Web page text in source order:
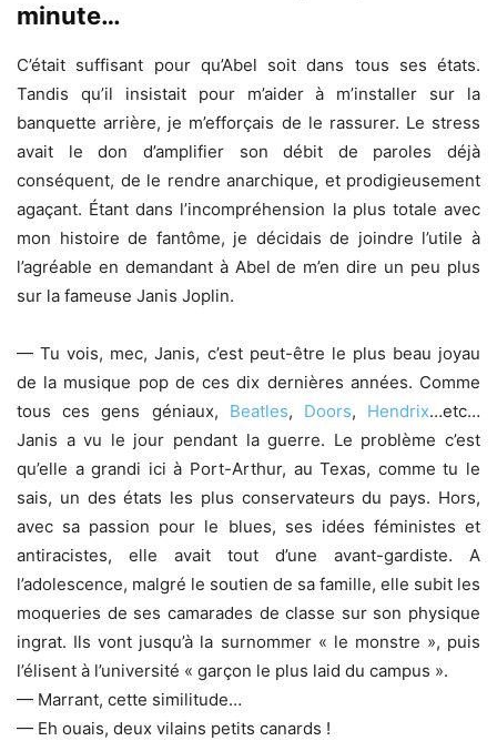
minute…
C’était suffisant pour qu’Abel soit dans tous ses états.
Tandis qu’il insistait pour m’aider à m’installer sur la
banquette arrière, je m’efforçais de le rassurer. Le stress
avait le don d’amplifier son débit de paroles déjà
conséquent, de le rendre anarchique, et prodigieusement
agaçant. Étant dans l’incompréhension la plus totale avec
mon histoire de fantôme, je décidais de joindre l’utile à
l’agréable en demandant à Abel de m’en dire un peu plus
sur la fameuse Janis Joplin.
— Tu vois, mec, Janis, c’est peut-être le plus beau joyau
de la musique pop de ces dix dernières années. Comme
tous ces gens géniaux, Beatles, Doors, Hendrix…etc…
Janis a vu le jour pendant la guerre. Le problème c’est
qu’elle a grandi ici à Port-Arthur, au Texas, comme tu le
sais, un des états les plus conservateurs du pays. Hors,
avec sa passion pour le blues, ses idées féministes et
antiracistes, elle avait tout d’une avant-gardiste. A
l’adolescence, malgré le soutien de sa famille, elle subit les
moqueries de ses camarades de classe sur son physique
ingrat. Ils vont jusqu’à la surnommer « le monstre », puis
l’élisent à l’université « garçon le plus laid du campus ».
— Marrant, cette similitude…
— Eh ouais, deux vilains petits canards !